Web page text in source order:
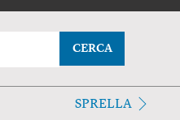
CERCA
SPRELLA